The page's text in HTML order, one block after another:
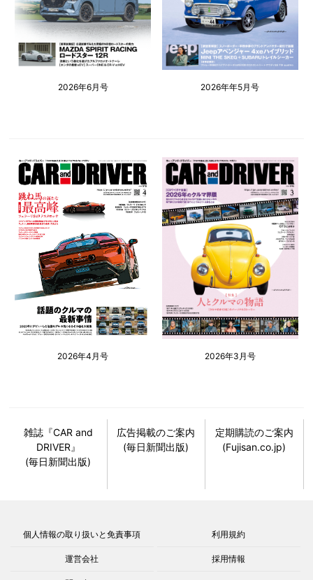
2026年6月号 2026年年5月号
2026年4月号 2026年3月号
雑誌『CAR and
DRIVER』
(毎日新聞出版)
広告掲載のご案内
(毎日新聞出版)
定期購読のご案内
(Fujisan.co.jp)
個人情報の取り扱いと免責事項 利用規約
運営会社 採用情報